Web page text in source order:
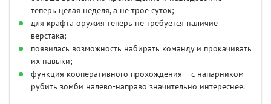
теперь целая неделя, а не трое суток;
для крафта оружия теперь не требуется наличие
верстака;
появилась возможность набирать команду и прокачивать
их навыки;
функция кооперативного прохождения – с напарником
рубить зомби налево-направо значительно интереснее.